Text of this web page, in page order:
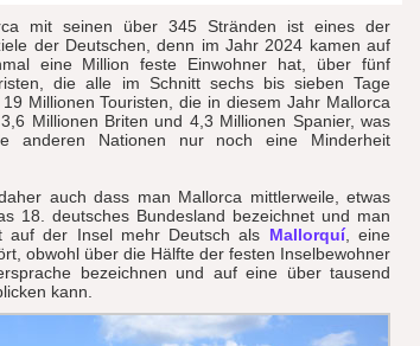
mit seinen über 345 Stränden ist eines der
der Deutschen, denn im Jahr 2024 kamen auf
eine Million feste Einwohner hat, über fünf
die alle im Schnitt sechs bis sieben Tage
Millionen Touristen, die in diesem Jahr Mallorca
Millionen Briten und 4,3 Millionen Spanier, was
anderen Nationen nur noch eine Minderheit
auch dass man Mallorca mittlerweile, etwas
18. deutsches Bundesland bezeichnet und man
auf der Insel mehr Deutsch als Mallorquí, eine
obwohl über die Hälfte der festen Inselbewohner
bezeichnen und auf eine über tausend
kann.